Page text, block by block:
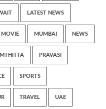
LATEST NEWS
MOVIE MUMBAI NEWS
PRAVASI
SPORTS
TRAVEL UAE